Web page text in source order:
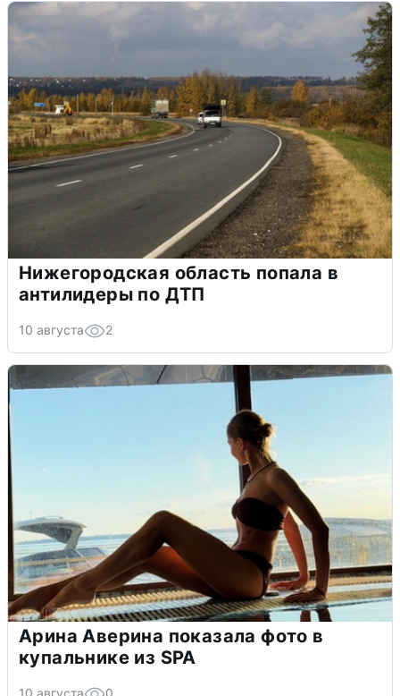
Нижегородская область попала в
антилидеры по ДТП
10 августа 2
Арина Аверина показала фото в
купальнике из SPA
10 августа 0